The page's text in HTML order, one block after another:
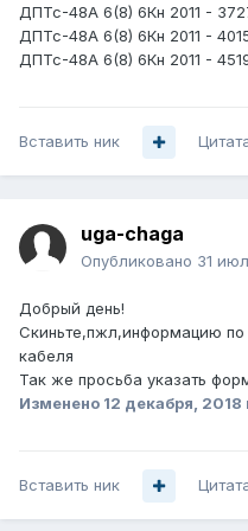
ДПТс-48А 6(8) 6Кн 2011 -
ДПТс-48А 6(8) 6Кн 2011 -
ДПТс-48А 6(8) 6Кн 2011 -
Вставить ник
uga-chaga
Опубликовано 31
Добрый день!
Скиньте,пжл,информацию
кабеля
Так же просьба указать
Изменено 12 декабря, 2018
Вставить ник